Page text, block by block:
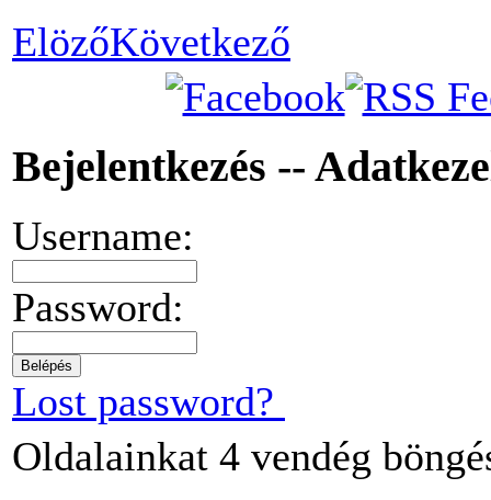
ElözőKövetkező
Bejelentkezés --
Username:
Password:
Lost password?
Oldalainkat 4 vendég